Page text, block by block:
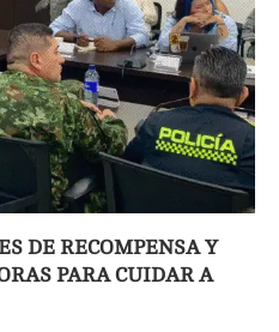
DE RECOMPENSA Y
PARA CUIDAR A